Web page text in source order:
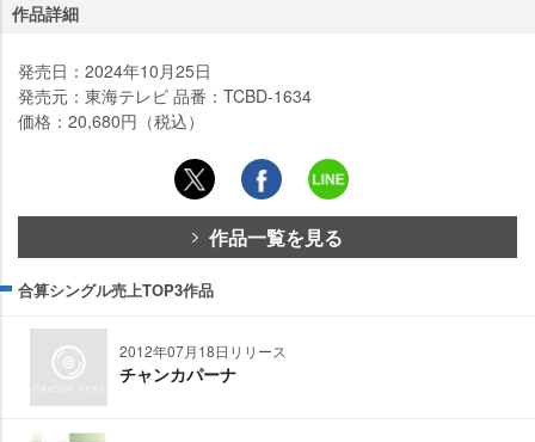
作品詳細
発売日：2024年10月25日
発売元：東海テレビ 品番：TCBD-1634
価格：20,680円（税込）
作品一覧を見る
合算シングル売上TOP3作品
2012年07月18日リリース
チャンカパーナ